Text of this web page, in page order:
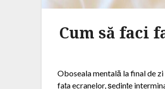
Cum să faci
Oboseala mentală la final de
fața ecranelor, ședințe